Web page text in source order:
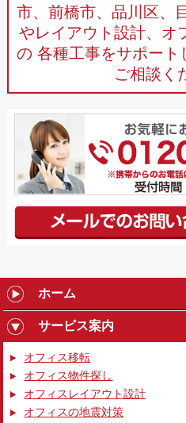
市、前橋市、品川区、
やレイアウト設計、オ
の 各種工事をサポート
ご相談く
ホーム
サービス案内
オフィス移転
オフィス物件探し
オフィスレイアウト設計
オフィスの地震対策